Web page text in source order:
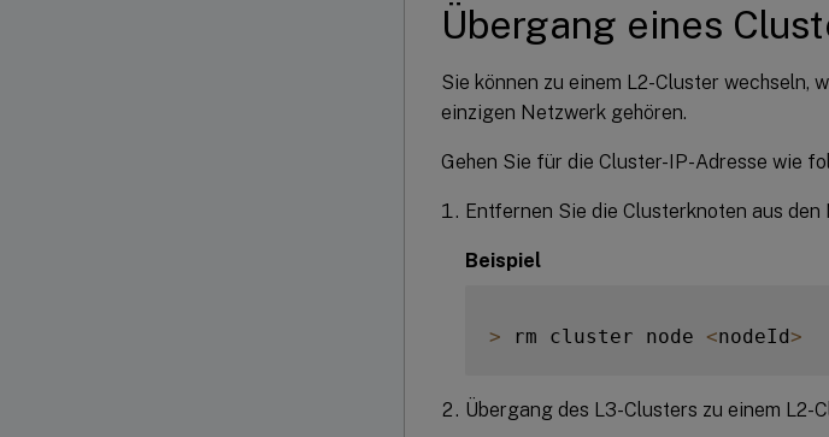
Übergang eines
Sie können zu einem L2-Cluster wechseln,
einzigen Netzwerk gehören.
Gehen Sie für die Cluster-IP-Adresse wie
Entfernen Sie die Clusterknoten aus
Beispiel
> rm cluster node <nodeId>
Übergang des L3-Clusters zu einem L2-